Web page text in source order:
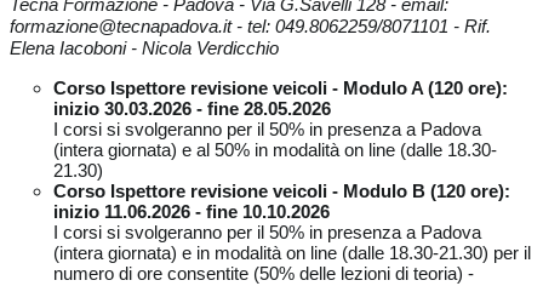
formazione@tecnapadova.it - tel: 049.8062259/8071101 - Rif.
Elena Iacoboni - Nicola Verdicchio
Corso Ispettore revisione veicoli - Modulo A (120 ore):
inizio 30.03.2026 - fine 28.05.2026
I corsi si svolgeranno per il 50% in presenza a Padova
(intera giornata) e al 50% in modalità on line (dalle 18.30-
21.30)
Corso Ispettore revisione veicoli - Modulo B (120 ore):
inizio 11.06.2026 - fine 10.10.2026
I corsi si svolgeranno per il 50% in presenza a Padova
(intera giornata) e in modalità on line (dalle 18.30-21.30) per il
numero di ore consentite (50% delle lezioni di teoria) -